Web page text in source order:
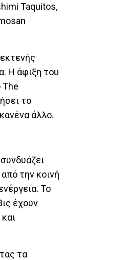
Taquitos,
Η άφιξη του
The
το
άλλο.
την κοινή
Το
έχουν
τα